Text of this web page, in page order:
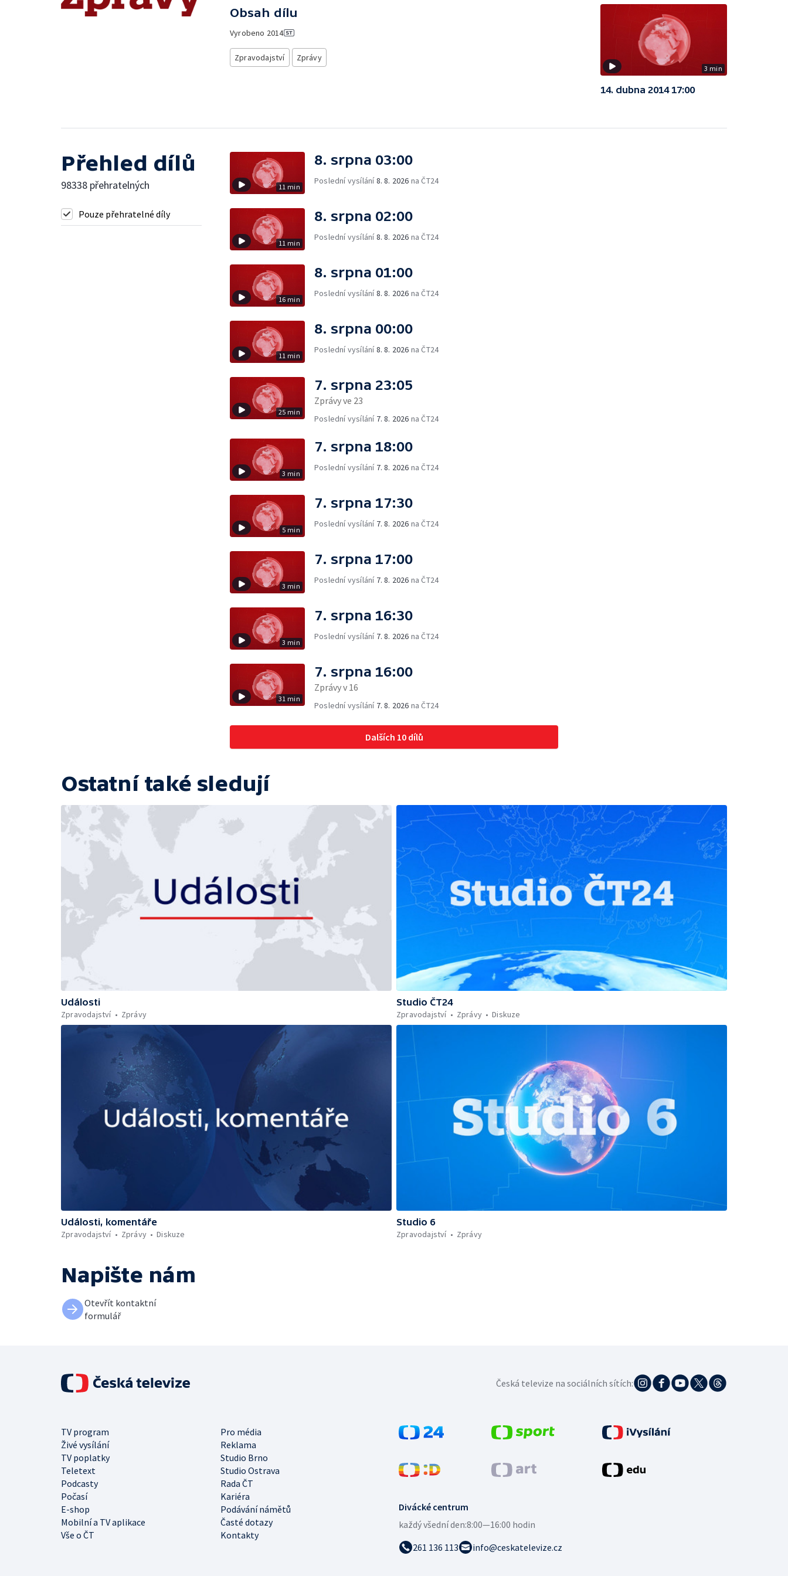
Obsah dílu
Vyrobeno 2014
Zpravodajství Zprávy
3 min
14. dubna 2014 17:00
Přehled dílů
98338 přehratelných
Pouze přehratelné díly
11 min
8. srpna 03:00
Poslední vysílání8. 8. 2026 na ČT24
11 min
8. srpna 02:00
Poslední vysílání8. 8. 2026 na ČT24
16 min
8. srpna 01:00
Poslední vysílání8. 8. 2026 na ČT24
11 min
8. srpna 00:00
Poslední vysílání8. 8. 2026 na ČT24
25 min
7. srpna 23:05
Zprávy ve 23
Poslední vysílání 7. 8. 2026 na ČT24
3 min
7. srpna 18:00
Poslední vysílání 7. 8. 2026 na ČT24
5 min
7. srpna 17:30
Poslední vysílání 7. 8. 2026 na ČT24
3 min
7. srpna 17:00
Poslední vysílání 7. 8. 2026 na ČT24
3 min
7. srpna 16:30
Poslední vysílání 7. 8. 2026 na ČT24
31 min
7. srpna 16:00
Zprávy v 16
Poslední vysílání 7. 8. 2026 na ČT24
Dalších 10 dílů
Ostatní také sledují
Události
Zpravodajství
Zprávy
Studio ČT24
Zpravodajství
Zprávy Diskuze
Události, komentáře
Zpravodajství
Zprávy Diskuze
Studio 6
Zpravodajství
Zprávy
Napište nám
Otevřít kontaktní
formulář
Divácké centrum
každý všední den:8:00—16:00 hodin
261 136 113
info@ceskatelevize.cz
TV program
Pro média
Živé vysílání
Reklama
TV poplatky
Studio Brno
Teletext
Studio Ostrava
Podcasty
Rada ČT
Počasí
Kariéra
E-shop
Podávání námětů
Mobilní a TV aplikace
Časté dotazy
Vše o ČT
Kontakty
Česká televize na sociálních sítích: